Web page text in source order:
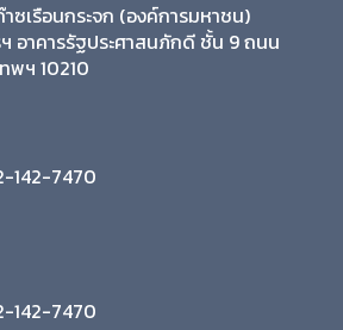
ซเรือนกระจก (องค์การมหาชน)
อาคารรัฐประศาสนภักดี ชั้น 9 ถนน
พฯ 10210
142-7470
142-7470